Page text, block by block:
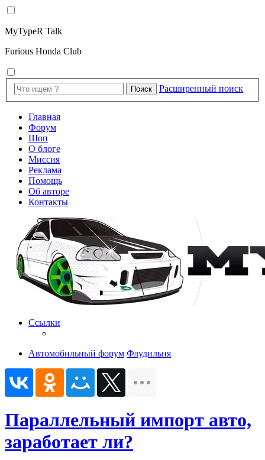
MyTypeR Talk
Furious Honda Club
Поиск Расширенный поиск
Главная
Форум
Шоп
О блоге
Миссия
Реклама
Помощь
Об авторе
Контакты
Ссылки
Автомобильный форум Флудильня
Параллельный импорт авто,
заработает ли?